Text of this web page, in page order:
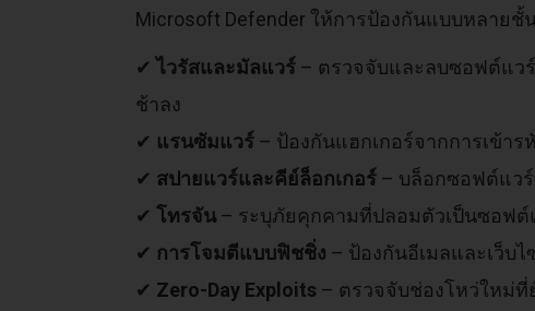
Microsoft Defender ให้การป้องกันแบบหลาย
✔ไวรัสและมัลแวร์ – ตรวจจับและลบซอฟต์แว
ช้าลง
✔ แรนซัมแวร์ – ป้องกันแฮกเกอร์จากการเข้า
✔ สปายแวร์และคีย์ล็อกเกอร์ – บล็อกซอฟต์แว
✔โทรจัน– ระบุภัยคุกคามที่ปลอมตัวเป็นซอฟ
✔ การโจมตีแบบฟิชชิ่ง – ป้องกันอีเมลและเว็
✔ Zero-Day Exploits – ตรวจจับช่องโหว่ใหม่